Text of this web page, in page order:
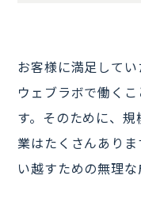
お客様に満足して
ウェブラボで働く
す。そのために、
業はたくさんあり
い越すための無理な